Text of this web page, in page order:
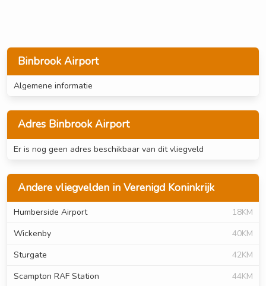
Binbrook Airport
Algemene informatie
Adres Binbrook Airport
Er is nog geen adres beschikbaar van dit vliegveld
Andere vliegvelden in Verenigd Koninkrijk
Humberside Airport
18KM
Wickenby
40KM
Sturgate
42KM
Scampton RAF Station
44KM